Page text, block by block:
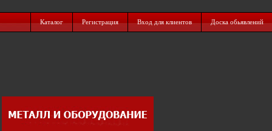
Каталог Регистрация Вход для клиентов Доска обьявлений